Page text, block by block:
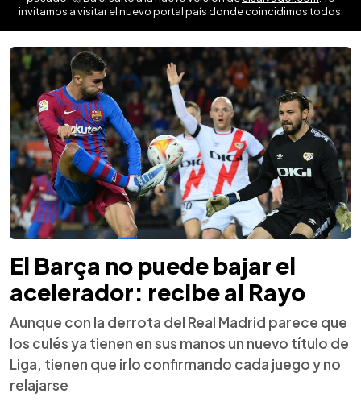
invitamos a visitar el nuevo portal país donde coincidimos todos.
El Barça no puede bajar el
acelerador: recibe al Rayo
Aunque con la derrota del Real Madrid parece que
los culés ya tienen en sus manos un nuevo título de
Liga, tienen que irlo confirmando cada juego y no
relajarse